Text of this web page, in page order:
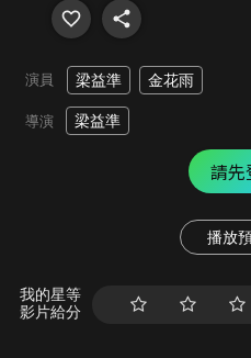
演員 梁益準 金花雨
導演 梁益準
請先
播放
我的星等
影片給分